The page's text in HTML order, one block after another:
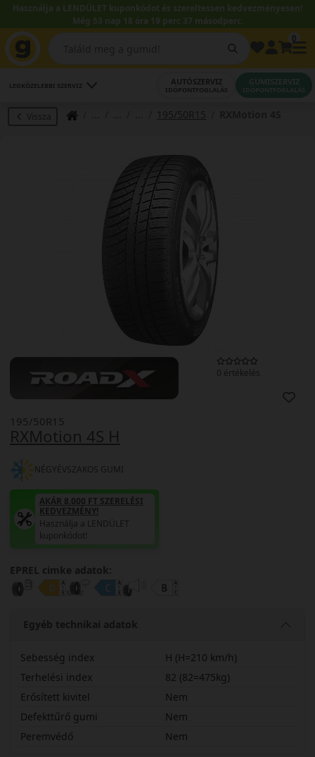
Használja a LENDÜLET kuponkódot és szereltessen kedvezményesen!
Még 53 nap 18 óra 19 perc 36 másodperc.
LEGKÖZELEBBI SZERVIZ AUTÓSZERVIZ
IDŐPONTFOGLALÁS
GUMISZERVIZ
IDŐPONTFOGLALÁS
Vissza 195/50R15
0 értékelés
RXMotion 4S H
195/50R15
NÉGYÉVSZAKOS GUMI
AKÁR 8.000 FT SZERELÉSI
KEDVEZMÉNY!
Használja a LENDÜLET
kuponkódot!
EPREL cimke adatok:
Egyéb technikai adatok
Sebesség index
H (H=210 km/h)
Terhelési index
82 (82=475kg)
Erősített kivitel
Nem
Defekttűrő gumi
Nem
Peremvédő
Nem